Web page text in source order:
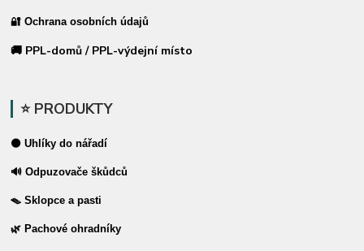
🔐 Ochrana osobních údajů
🚚 PPL-domů / PPL-výdejní místo
⭐ PRODUKTY
⚫ Uhlíky do nářadí
🔊 Odpuzovače škůdců
🪤 Sklopce a pasti
🌿 Pachové ohradníky